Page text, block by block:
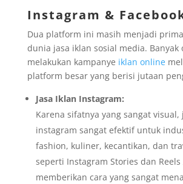
Instagram &
Dua platform ini masih menjadi
dunia jasa iklan sosial media. Banyak
melakukan kampanye iklan online
platform besar yang berisi jutaan
Jasa Iklan Instagram:
Karena sifatnya yang sangat visual,
instagram sangat efektif untuk
fashion, kuliner, kecantikan, dan
seperti Instagram Stories dan Reels
memberikan cara yang sangat